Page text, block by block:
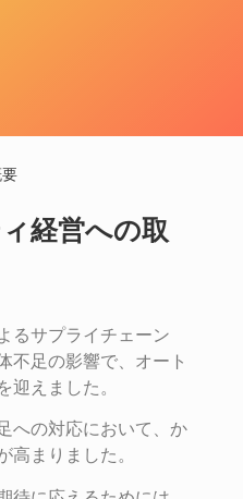
経営への取
るサプライチェーン
不足の影響で、オート
迎えました。
への対応において、か
高まりました。